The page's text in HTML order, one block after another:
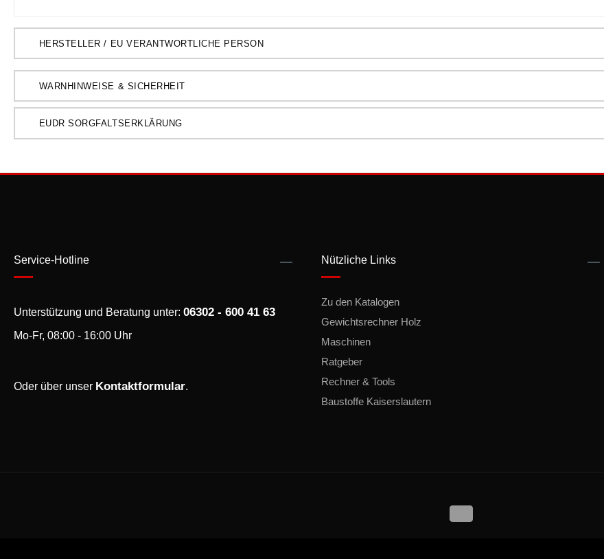
HERSTELLER / EU VERANTWORTLICHE PERSON
WARNHINWEISE & SICHERHEIT
EUDR SORGFALTSERKLÄRUNG
Service-Hotline
Unterstützung und Beratung unter: 06302 - 600 41 63
Mo-Fr, 08:00 - 16:00 Uhr
Oder über unser Kontaktformular.
Nützliche Links
Zu den Katalogen
Gewichtsrechner Holz
Maschinen
Ratgeber
Rechner & Tools
Baustoffe Kaiserslautern